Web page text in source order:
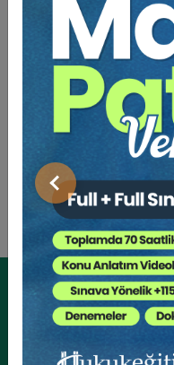
Önceki
İşçilik Alacakları ve
Hukuku Kongresi -
360 TL
Tüketici Hukuku
Eğitmen
Sosyal Medya